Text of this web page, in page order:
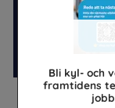
Bli kyl- och
framtidens